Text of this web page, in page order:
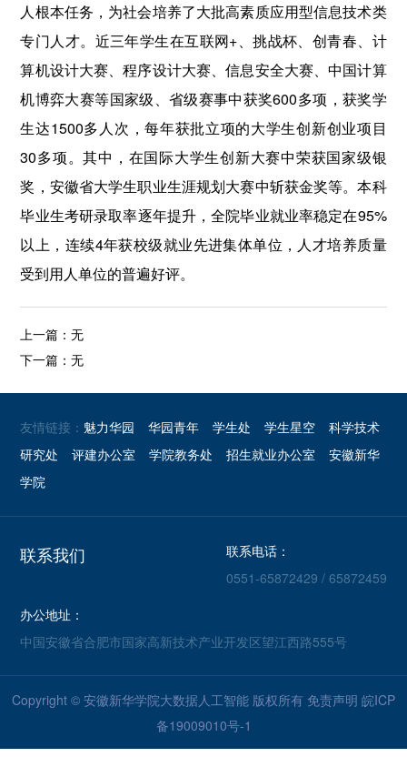
人根本任务，为社会培养了大批高素质应用型信息技术类
专门人才。近三年学生在互联网+、挑战杯、创青春、计
算机设计大赛、程序设计大赛、信息安全大赛、中国计算
机博弈大赛等国家级、省级赛事中获奖600多项，获奖学
生达1500多人次，每年获批立项的大学生创新创业项目
30多项。其中，在国际大学生创新大赛中荣获国家级银
奖，安徽省大学生职业生涯规划大赛中斩获金奖等。本科
毕业生考研录取率逐年提升，全院毕业就业率稳定在95%
以上，连续4年获校级就业先进集体单位，人才培养质量
受到用人单位的普遍好评。
上一篇：无
下一篇：无
友情链接： 魅力华园 华园青年 学生处 学生星空
科学技术
研究处
评建办公室 学院教务处 招生就业办公室
安徽新华
学院
联系我们
联系电话：
0551-65872429 / 65872459
办公地址：
中国安徽省合肥市国家高新技术产业开发区望江西路555号
Copyright © 安徽新华学院大数据人工智能 版权所有 免责声明 皖ICP
备19009010号-1